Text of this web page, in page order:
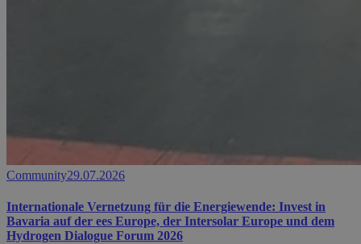
Community29.07.2026
Internationale Vernetzung für die Energiewende: Invest in
Bavaria auf der ees Europe, der Intersolar Europe und dem
Hydrogen Dialogue Forum 2026